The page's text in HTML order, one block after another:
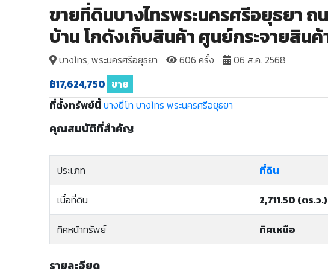
ขายที่ดินบางไทรพระนครศรีอยุธยา ถ
บ้าน โกดังเก็บสินค้า ศูนย์กระจายสิน
บางไทร, พระนครศรีอยุธยา 606 ครั้ง
06 ส.ค. 2568
฿17,624,750 ขาย
ที่ตั้งทรัพย์นี้บางยี่โท บางไทร พระนครศรีอยุธยา
คุณสมบัติที่สำคัญ
ประเภท ที่ดิน
เนื้อที่ดิน 2,711.50 (ตร.ว.)
ทิศหน้าทรัพย์ ทิศเหนือ
รายละอียด